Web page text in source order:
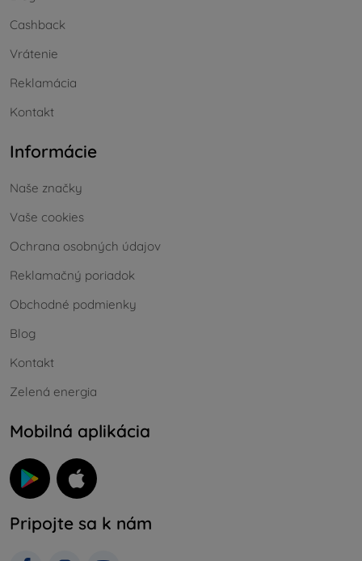
Cashback
Vrátenie
Reklamácia
Kontakt
Informácie
Naše značky
Vaše cookies
Ochrana osobných údajov
Reklamačný poriadok
Obchodné podmienky
Blog
Kontakt
Zelená energia
Mobilná aplikácia
Pripojte sa k nám